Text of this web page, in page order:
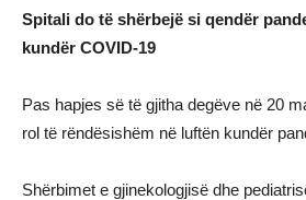
Spitali do të shërbejë si qendër
kundër COVID-19
Pas hapjes së të gjitha degëve në 20
rol të rëndësishëm në luftën kundër
Shërbimet e gjinekologjisë dhe